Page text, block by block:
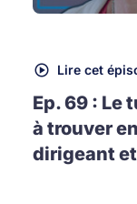
Lire cet
Ep. 69 : Le
à trouver
dirigeant